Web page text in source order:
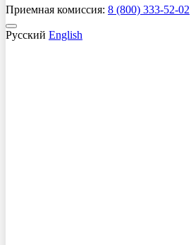
Приемная комиссия: 8 (800) 333-52-02
Русский English